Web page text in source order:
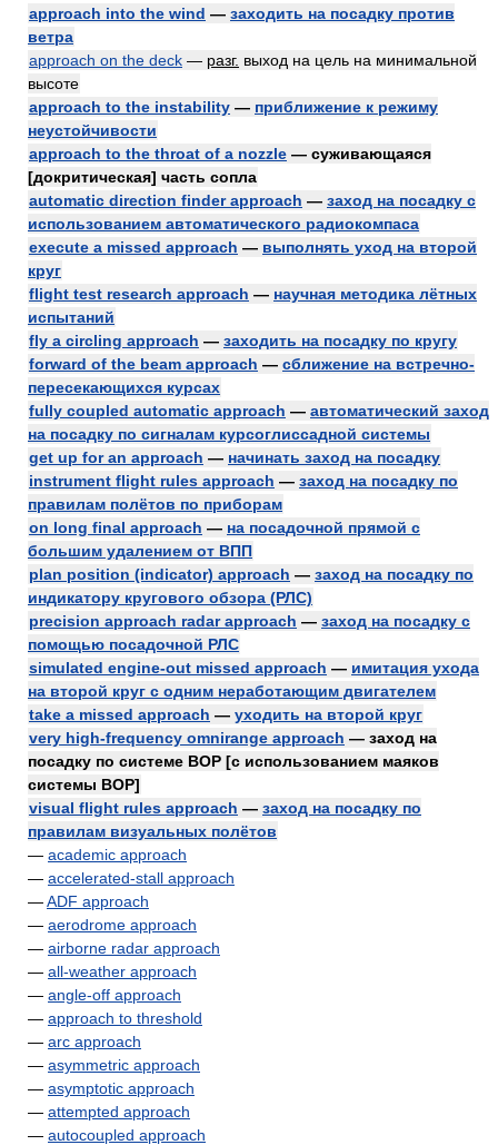
approach into the wind — заходить на посадку против
ветра
approach on the deck — разг. выход на цель на минимальной
высоте
approach to the instability — приближение к режиму
неустойчивости
approach to the throat of a nozzle — суживающаяся
[докритическая] часть сопла
automatic direction finder approach — заход на посадку с
использованием автоматического радиокомпаса
execute a missed approach — выполнять уход на второй
круг
flight test research approach — научная методика лётных
испытаний
fly a circling approach — заходить на посадку по кругу
forward of the beam approach — сближение на встречно-
пересекающихся курсах
fully coupled automatic approach — автоматический заход
на посадку по сигналам курсоглиссадной системы
get up for an approach — начинать заход на посадку
instrument flight rules approach — заход на посадку по
правилам полётов по приборам
on long final approach — на посадочной прямой с
большим удалением от ВПП
plan position (indicator) approach — заход на посадку по
индикатору кругового обзора (РЛС)
precision approach radar approach — заход на посадку с
помощью посадочной РЛС
simulated engine-out missed approach — имитация ухода
на второй круг с одним неработающим двигателем
take a missed approach — уходить на второй круг
very high-frequency omnirange approach — заход на
посадку по системе ВОР [с использованием маяков
системы ВОР]
visual flight rules approach — заход на посадку по
правилам визуальных полётов
— academic approach
— accelerated-stall approach
—ADF approach
— aerodrome approach
— airborne radar approach
— all-weather approach
— angle-off approach
— approach to threshold
— arc approach
— asymmetric approach
— asymptotic approach
— attempted approach
— autocoupled approach